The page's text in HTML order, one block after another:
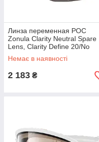
Линза переменная POC
Zonula Clarity Neutral Spare
Lens, Clarity Define 20/No
mirror, One Size (PC MK
official
Немає в наявності
2 183 ₴